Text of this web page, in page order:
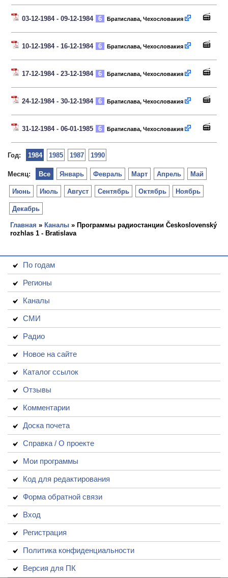
03-12-1984 - 09-12-1984 6 Братислава, Чехословакия
10-12-1984 - 16-12-1984 6 Братислава, Чехословакия
17-12-1984 - 23-12-1984 6 Братислава, Чехословакия
24-12-1984 - 30-12-1984 6 Братислава, Чехословакия
31-12-1984 - 06-01-1985 6 Братислава, Чехословакия
Год: 1984 1985 1987 1990
Месяц: Январь Февраль Март Апрель Май
Июнь Июль Август Сентябрь Октябрь Ноябрь
Декабрь
Все
Главная » Каналы » Программы радиостанции Československý
rozhlas 1 - Bratislava
По годам
Регионы
Каналы
СМИ
Радио
Новое на сайте
Каталог ссылок
Отзывы
Комментарии
Доска почета
Справка / О проекте
Мои программы
Код для редактирования
Форма обратной связи
Вход
Регистрация
Политика конфиденциальности
Версия для ПК